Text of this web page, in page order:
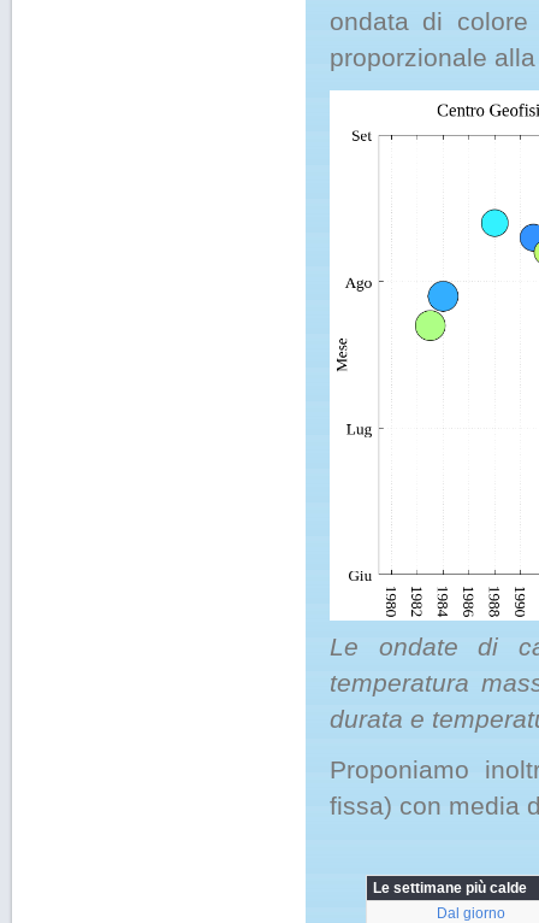
ondata di
proporzionale
Le ondate di
temperatura
durata e
Proponiamo
fissa) con media
Le settimane più calde
Dal giorno